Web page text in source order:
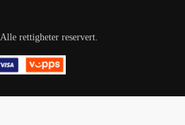
Alle rettigheter reservert.